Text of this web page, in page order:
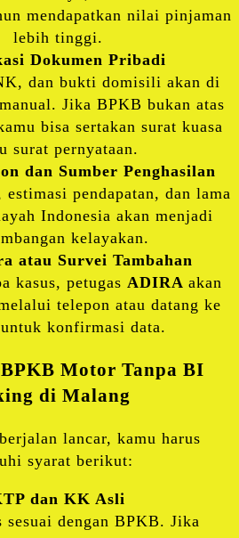
mendapatkan nilai pinjaman
lebih tinggi.
Dokumen Pribadi
dan bukti domisili akan di
Jika BPKB bukan atas
bisa sertakan surat kuasa
surat pernyataan.
dan Sumber Penghasilan
estimasi pendapatan, dan lama
Indonesia akan menjadi
kelayakan.
atau Survei Tambahan
kasus, petugas ADIRA akan
telepon atau datang ke
konfirmasi data.
Motor Tanpa BI
di Malang
lancar, kamu harus
syarat berikut:
dan KK Asli
sesuai dengan BPKB. Jika